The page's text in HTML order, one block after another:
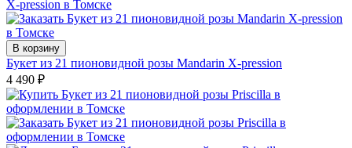
В корзину
Букет из 21 пионовидной розы Mandarin X-pression
4 490 ₽